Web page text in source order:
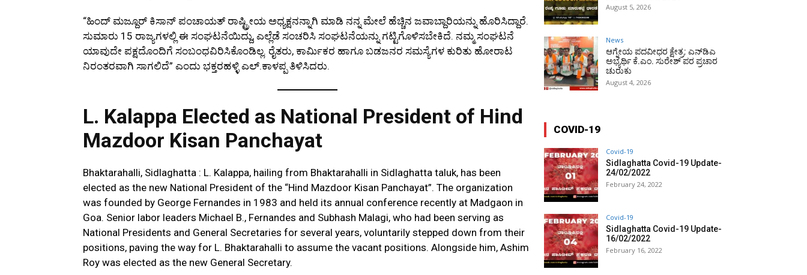
“ಹಿಂದ್ ಮಜ್ದೂರ್ ಕಿಸಾನ್ ಪಂಚಾಯತ್ ರಾಷ್ಟ್ರೀಯ ಅಧ್ಯಕ್ಷನನ್ನಾಗಿ ಮಾಡಿ ನನ್ನ ಮೇಲೆ ಹೆಚ್ಚಿನ ಜವಾಬ್ದಾರಿಯನ್ನು ಹೊರಿಸಿದ್ದಾರೆ.
ಸುಮಾರು 15 ರಾಜ್ಯಗಳಲ್ಲಿ ಈ ಸಂಘಟನೆಯಿದ್ದು, ಎಲ್ಲೆಡೆ ಸಂಚರಿಸಿ ಸಂಘಟನೆಯನ್ನು ಗಟ್ಟಿಗೊಳಿಸಬೇಕಿದೆ. ನಮ್ಮ ಸಂಘಟನೆ
ಯಾವುದೇ ಪಕ್ಷದೊಂದಿಗೆ ಸಂಬಂಧವಿರಿಸಿಕೊಂಡಿಲ್ಲ. ರೈತರು, ಕಾರ್ಮಿಕರ ಹಾಗೂ ಬಡಜನರ ಸಮಸ್ಯೆಗಳ ಕುರಿತು ಹೋರಾಟ
ನಿರಂತರವಾಗಿ ಸಾಗಲಿದೆ” ಎಂದು ಭಕ್ತರಹಳ್ಳಿ ಎಲ್.ಕಾಳಪ್ಪ ತಿಳಿಸಿದರು.
L. Kalappa Elected as National President of Hind
Mazdoor Kisan Panchayat
Bhaktarahalli, Sidlaghatta : L. Kalappa, hailing from Bhaktarahalli in Sidlaghatta taluk, has been
elected as the new National President of the “Hind Mazdoor Kisan Panchayat”. The organization
was founded by George Fernandes in 1983 and held its annual conference recently at Madgaon in
Goa. Senior labor leaders Michael B., Fernandes and Subhash Malagi, who had been serving as
National Presidents and General Secretaries for several years, voluntarily stepped down from their
positions, paving the way for L. Bhaktarahalli to assume the vacant positions. Alongside him, Ashim
Roy was elected as the new General Secretary.
August 5, 2026
News
ಆಗ್ನೇಯ ಪದವೀಧರ ಕ್ಷೇತ್ರ: ಎನ್‌ಡಿಎ
ಅಭ್ಯರ್ಥಿ ಕೆ.ಎಂ. ಸುರೇಶ್ ಪರ ಪ್ರಚಾರ
ಚುರುಕು
August 4, 2026
COVID-19
Covid-19
Sidlaghatta Covid-19 Update-
24/02/2022
February 24, 2022
Covid-19
Sidlaghatta Covid-19 Update-
16/02/2022
February 16, 2022